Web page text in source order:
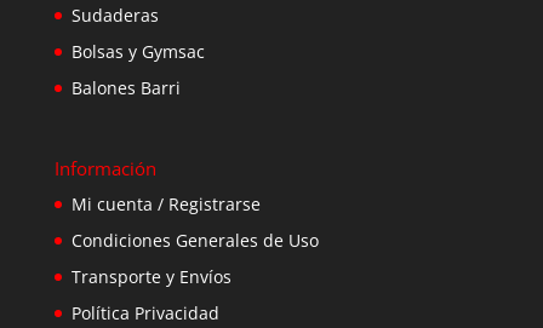
Sudaderas
Bolsas y Gymsac
Balones Barri
Información
Mi cuenta / Registrarse
Condiciones Generales de Uso
Transporte y Envíos
Política Privacidad